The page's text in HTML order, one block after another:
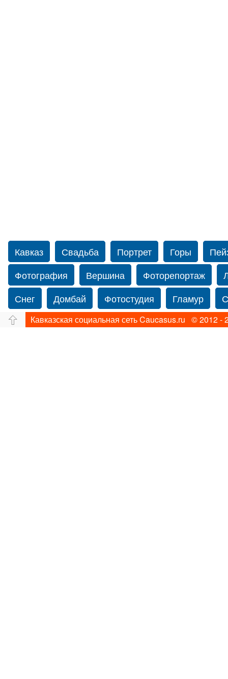
Кавказ Свадьба Портрет Горы
Фотография
Вершина Фоторепортаж
Снег
Домбай Фотостудия Гламур
Путешествие
Перевал Свадьба фото
Кавказская социальная сеть Caucasus.ru © 2012 -